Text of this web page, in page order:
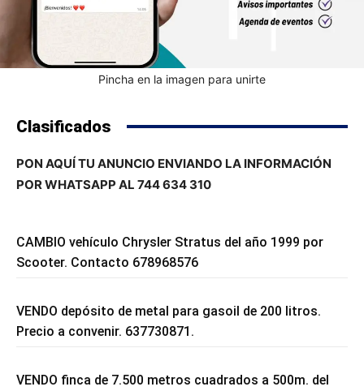
Pincha en la imagen para unirte
Clasificados
PON AQUÍ TU ANUNCIO ENVIANDO LA INFORMACIÓN
POR WHATSAPP AL 744 634 310
CAMBIO vehículo Chrysler Stratus del año 1999 por
Scooter. Contacto 678968576
VENDO depósito de metal para gasoil de 200 litros.
Precio a convenir. 637730871.
VENDO finca de 7.500 metros cuadrados a 500m. del